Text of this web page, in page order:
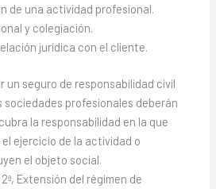
de una actividad profesional.
y colegiación.
jurídica con el cliente.
un seguro de responsabilidad civil
sociedades profesionales deberán
la responsabilidad en la que
ejercicio de la actividad o
el objeto social.
Extensión del régimen de